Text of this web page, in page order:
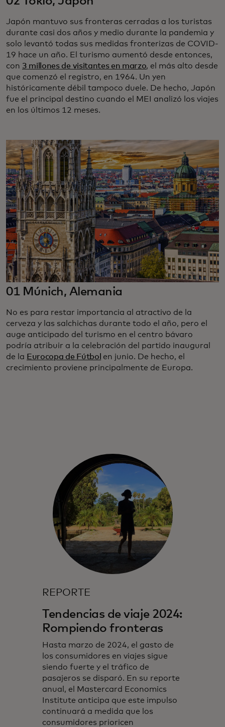
Japón mantuvo sus fronteras cerradas a los turistas
durante casi dos años y medio durante la pandemia y
solo levantó todas sus medidas fronterizas de COVID-
19 hace un año. El turismo aumentó desde entonces,
con 3 millones de visitantes en marzo, el más alto desde
que comenzó el registro, en 1964. Un yen
históricamente débil tampoco duele. De hecho, Japón
fue el principal destino cuando el MEI analizó los viajes
en los últimos 12 meses.
01 Múnich, Alemania
No es para restar importancia al atractivo de la
cerveza y las salchichas durante todo el año, pero el
auge anticipado del turismo en el centro bávaro
podría atribuir a la celebración del partido inaugural
de la Eurocopa de Fútbol en junio. De hecho, el
crecimiento proviene principalmente de Europa.
REPORTE
Tendencias de viaje 2024:
Rompiendo fronteras
Hasta marzo de 2024, el gasto de
los consumidores en viajes sigue
siendo fuerte y el tráfico de
pasajeros se disparó. En su reporte
anual, el Mastercard Economics
Institute anticipa que este impulso
continuará a medida que los
consumidores prioricen